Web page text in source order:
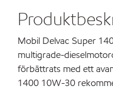
Mobil Delvac Super
multigrade-
förbättrats med ett
1400 10W-30